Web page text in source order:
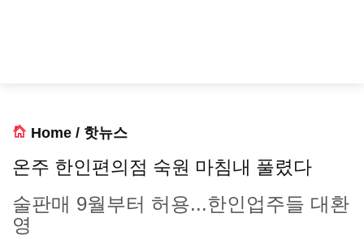
Home / 핫뉴스
온주 한인편의점 숙원 마침내 풀렸다
술판매 9월부터 허용...한인업주들 대환
영